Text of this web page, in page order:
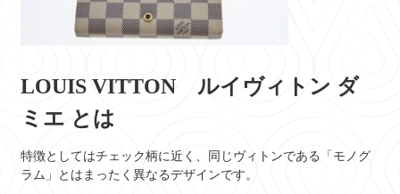
LOUIS VITTON ルイヴィトン ダ
ミエ とは
特徴としてはチェック柄に近く、同じヴィトンである「モノグ
ラム」とはまったく異なるデザインです。